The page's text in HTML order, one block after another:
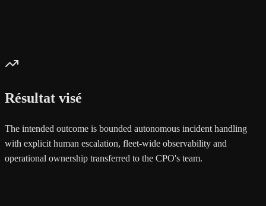
Résultat visé
The intended outcome is bounded autonomous incident handling
with explicit human escalation, fleet-wide observability and
operational ownership transferred to the CPO's team.